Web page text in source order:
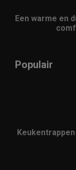
Een warme en
Populair